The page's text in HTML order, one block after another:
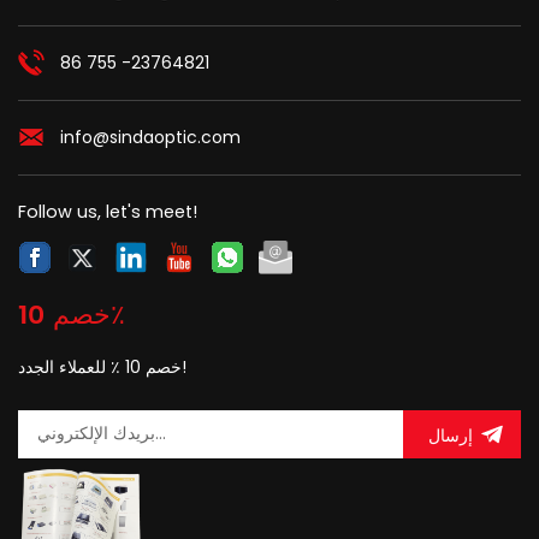
86 755 -23764821
info@sindaoptic.com
Follow us, let's meet!
خصم 10٪
خصم 10 ٪ للعملاء الجدد!
إرسال